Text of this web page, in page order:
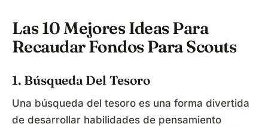
Las 10 Mejores Ideas Para
Recaudar Fondos Para Scouts
1. Búsqueda Del Tesoro
Una búsqueda del tesoro es una forma divertida
de desarrollar habilidades de pensamiento